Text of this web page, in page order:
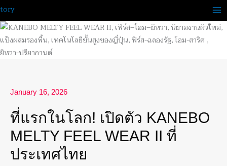
Skip
to
content
January 16, 2026
ที่แรกในโลก! เปิดตัว KANEBO
MELTY FEEL WEAR II ที่
ประเทศไทย